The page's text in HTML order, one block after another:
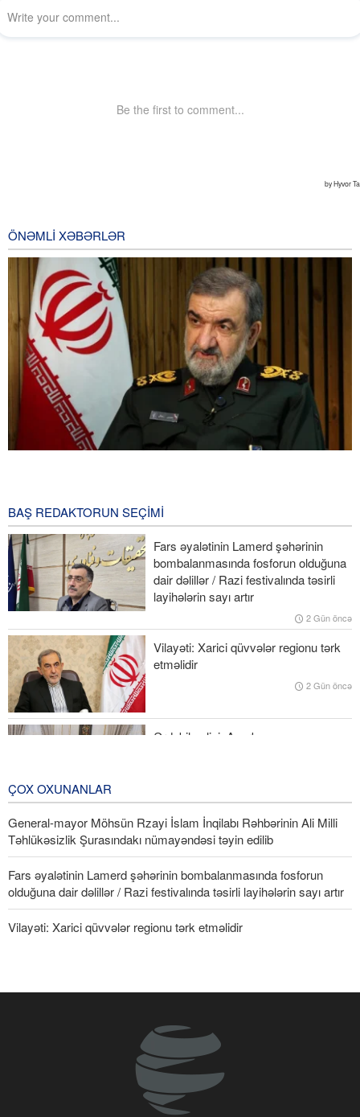
ÖNƏMLI XƏBƏRLƏR
Tbilisi meri: Gürcüstan və Ukraynanı NATO-ya üzvlük vədləri ilə
aldadıblar
Pezeşkian: Fələstin liderlərinin danışıqlar prosesində qəbul
edəcəyi hər bir qərarı dəstəkləyirik
Nazir Azərbaycan-Ermənistan normallaşma prosesində bir sıra
əlavə irəliləyişlər gözlənildiyini deyib
Ruben Rubinyan Ermənistan parlamentinin sədri seçilib
BAŞ REDAKTORUN SEÇIMI
Fars əyalətinin Lamerd şəhərinin
bombalanmasında fosforun olduğuna
dair dəlillər / Razi festivalında təsirli
layihələrin sayı artır
2 Gün öncə
Vilayəti: Xarici qüvvələr regionu tərk
etməlidir
2 Gün öncə
Ərdəbil valisi: Azərbaycan
ÇOX OXUNANLAR
General-mayor Möhsün Rzayi İslam İnqilabı Rəhbərinin Ali Milli
Təhlükəsizlik Şurasındakı nümayəndəsi təyin edilib
Fars əyalətinin Lamerd şəhərinin bombalanmasında fosforun
olduğuna dair dəlillər / Razi festivalında təsirli layihələrin sayı artır
Vilayəti: Xarici qüvvələr regionu tərk etməlidir